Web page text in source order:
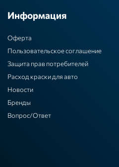
Информация
Оферта
Пользовательское соглашение
Защита прав потребителей
Расход краски для авто
Новости
Бренды
Вопрос/Ответ